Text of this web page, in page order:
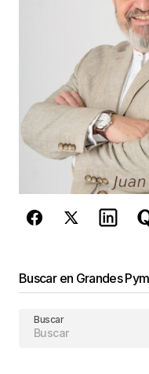
Guarda mi
este navegador
Este sitio esta
reCAPTCHA y la
privacidady los
de Googlese
Enviar Comentario
Buscar en Grandes
Buscar